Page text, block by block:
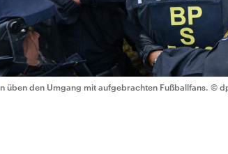
üben den Umgang mit aufgebrachten Fußballfans. ©